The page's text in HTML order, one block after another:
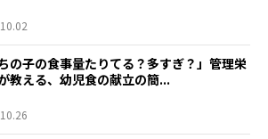
ちの子の食事量たりてる？多すぎ？」管理栄
教える、幼児食の献立の簡...